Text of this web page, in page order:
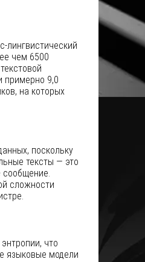
лингвистический
чем 6500
примерно 9,0
на которых
поскольку
тексты — это
сложности
что
языковые модели